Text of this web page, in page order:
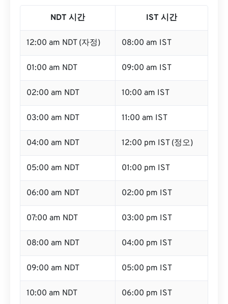
NDT 시간 IST 시간
12:00 am NDT (자정) 08:00 am IST
01:00 am NDT 09:00 am IST
02:00 am NDT 10:00 am IST
03:00 am NDT 11:00 am IST
04:00 am NDT 12:00 pm IST (정오)
05:00 am NDT 01:00 pm IST
06:00 am NDT 02:00 pm IST
07:00 am NDT 03:00 pm IST
08:00 am NDT 04:00 pm IST
09:00 am NDT 05:00 pm IST
10:00 am NDT 06:00 pm IST